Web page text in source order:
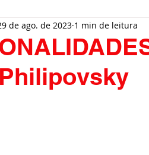
Campos Gerais Segurança
Agronegócio Meio ambiente
de ago. de 2023 1 min de leitura